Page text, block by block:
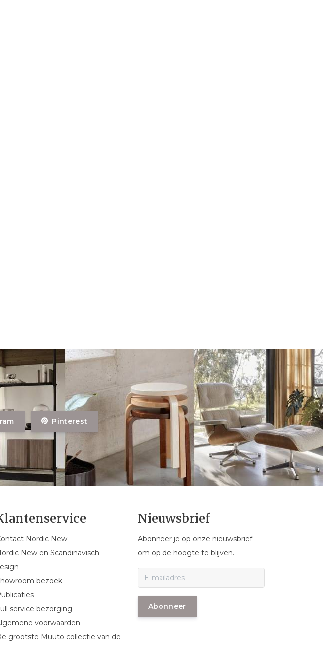
Pinterest
Nordic New
New en Scandinavisch
bezoek
service bezorging
voorwaarden
grootste Muuto collectie van de
Nieuwsbrief
Abonneer je op onze nieuwsbrief
om op de hoogte te blijven.
Abonneer